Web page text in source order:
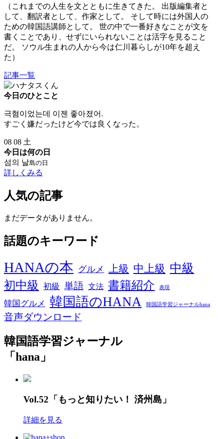
（これまでの人生を文とともに生きてきた。 出版編集者と
して、翻訳者として、作家として。 そして時には外国人の
ための韓国語講師として。 世の中で一番好きなことが文を
書くことであり、せずにいられないことは活字を見ること
だ。 ソウル生まれの人から今は仁川暮らしが10年を超え
た）
記事一覧
今日のひとこと
극혐이었는데 이젠 좋아졌어.
すごく嫌だったけど今では良くなった。
08 08 土
今日は何の日
섬의 날島の日
詳しくみる
人気の記事
まだデータがありません。
話題のキーワード
HANAの本 グルメ 上級 中上級 中級
初中級
初級 単語 文法 書籍紹介 表現
韓国グルメ 韓国語のHANA 韓国語学習ジャーナルhana
音声ダウンロード
韓国語学習ジャーナル
「hana」
Vol.52「もっと知りたい！ 済州島」
詳細を見る